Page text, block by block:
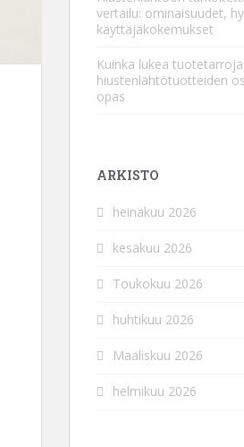
vertailu: ominaisuudet,
käyttäjäkokemukset
Kuinka lukea
hiustenlähtötuotteiden
opas
ARKISTO
heinäkuu 2026
kesäkuu 2026
Toukokuu 2026
huhtikuu 2026
Maaliskuu 2026
helmikuu 2026